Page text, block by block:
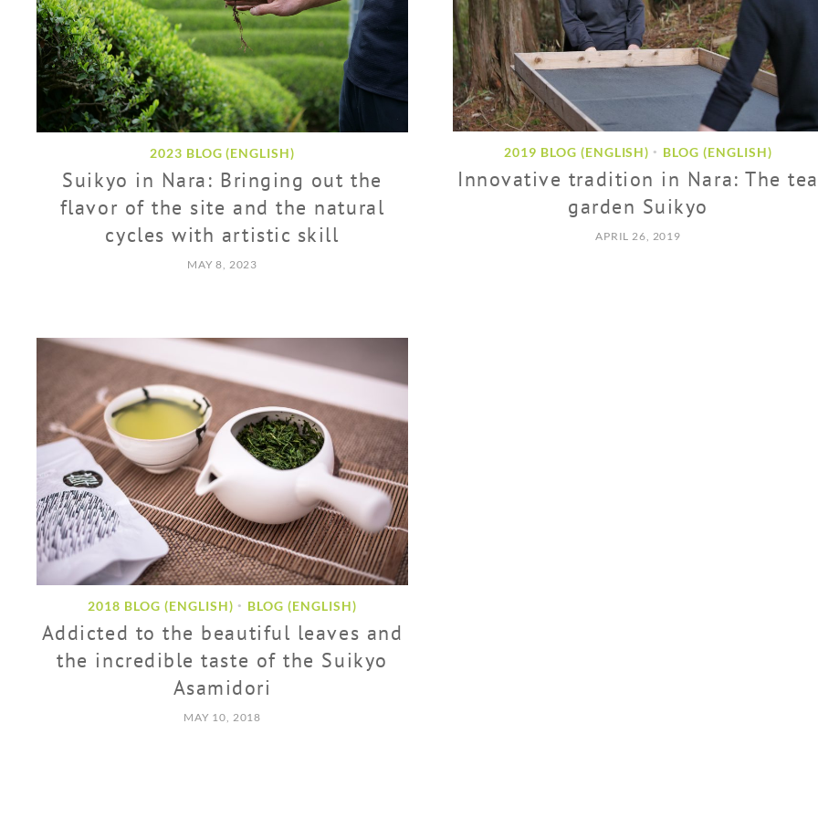
2023 BLOG (ENGLISH)
Suikyo in Nara: Bringing out the
flavor of the site and the natural
cycles with artistic skill
MAY 8, 2023
2019 BLOG (ENGLISH) • BLOG (ENGLISH)
Innovative tradition in Nara: The tea
garden Suikyo
APRIL 26, 2019
2018 BLOG (ENGLISH) • BLOG (ENGLISH)
Addicted to the beautiful leaves and
the incredible taste of the Suikyo
Asamidori
MAY 10, 2018